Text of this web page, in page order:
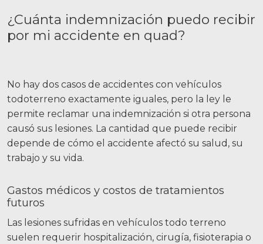
¿Cuánta indemnización puedo recibir
por mi accidente en quad?
No hay dos casos de accidentes con vehículos
todoterreno exactamente iguales, pero la ley le
permite reclamar una indemnización si otra persona
causó sus lesiones. La cantidad que puede recibir
depende de cómo el accidente afectó su salud, su
trabajo y su vida.
Gastos médicos y costos de tratamientos
futuros
Las lesiones sufridas en vehículos todo terreno
suelen requerir hospitalización, cirugía, fisioterapia o